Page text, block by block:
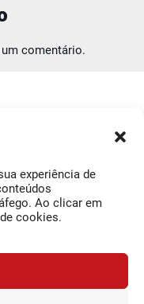
experiência de
Ao clicar em
cookies.
comentário.
da Bairrada
e Condições